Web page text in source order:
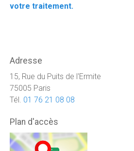
votre traitement.
Adresse
15, Rue du Puits de l'Ermite
75005 Paris
Tél. 01 76 21 08 08
Plan d'accès